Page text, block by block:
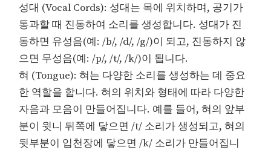
성대 (Vocal Cords): 성대는 목에 위치하며, 공기가
통과할 때 진동하여 소리를 생성합니다. 성대가 진
동하면 유성음(예: /b/, /d/, /g/)이 되고, 진동하지 않
으면 무성음(예: /p/, /t/, /k/)이 됩니다.
혀 (Tongue): 혀는 다양한 소리를 생성하는 데 중요
한 역할을 합니다. 혀의 위치와 형태에 따라 다양한
자음과 모음이 만들어집니다. 예를 들어, 혀의 앞부
분이 윗니 뒤쪽에 닿으면 /t/ 소리가 생성되고, 혀의
뒷부분이 입천장에 닿으면 /k/ 소리가 만들어집니